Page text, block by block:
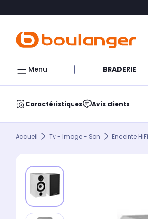
Menu BRADERIE
Caractéristiques Avis clients
Accueil Tv - Image - Son Enceinte HiFi